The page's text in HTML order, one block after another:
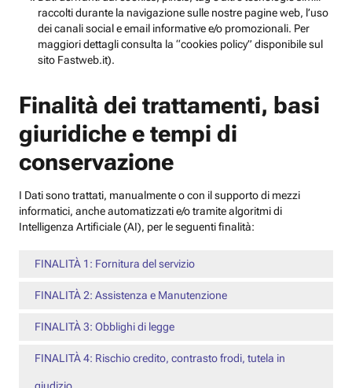
raccolti durante la navigazione sulle nostre pagine web, l’uso
dei canali social e email informative e/o promozionali. Per
maggiori dettagli consulta la “cookies policy” disponibile sul
sito Fastweb.it).
Finalità dei trattamenti, basi
giuridiche e tempi di
conservazione
I Dati sono trattati, manualmente o con il supporto di mezzi
informatici, anche automatizzati e/o tramite algoritmi di
Intelligenza Artificiale (AI), per le seguenti finalità:
FINALITÀ 1: Fornitura del servizio
FINALITÀ 2: Assistenza e Manutenzione
FINALITÀ 3: Obblighi di legge
FINALITÀ 4: Rischio credito, contrasto frodi, tutela in